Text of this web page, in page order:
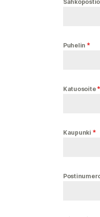
Puhelin *
Katuosoite*
Kaupunki *